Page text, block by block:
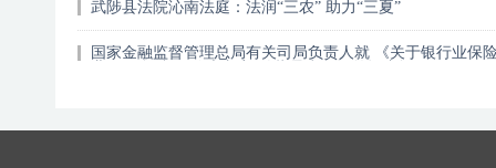
武陟县法院沁南法庭：法润“三农” 助力“三夏”
国家金融监督管理总局有关司局负责人就 《关于银行业保